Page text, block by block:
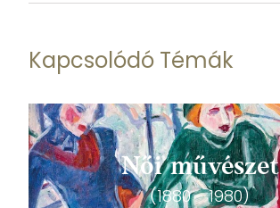
Kapcsolódó Témák
Női művészet
(1880 - 1980)